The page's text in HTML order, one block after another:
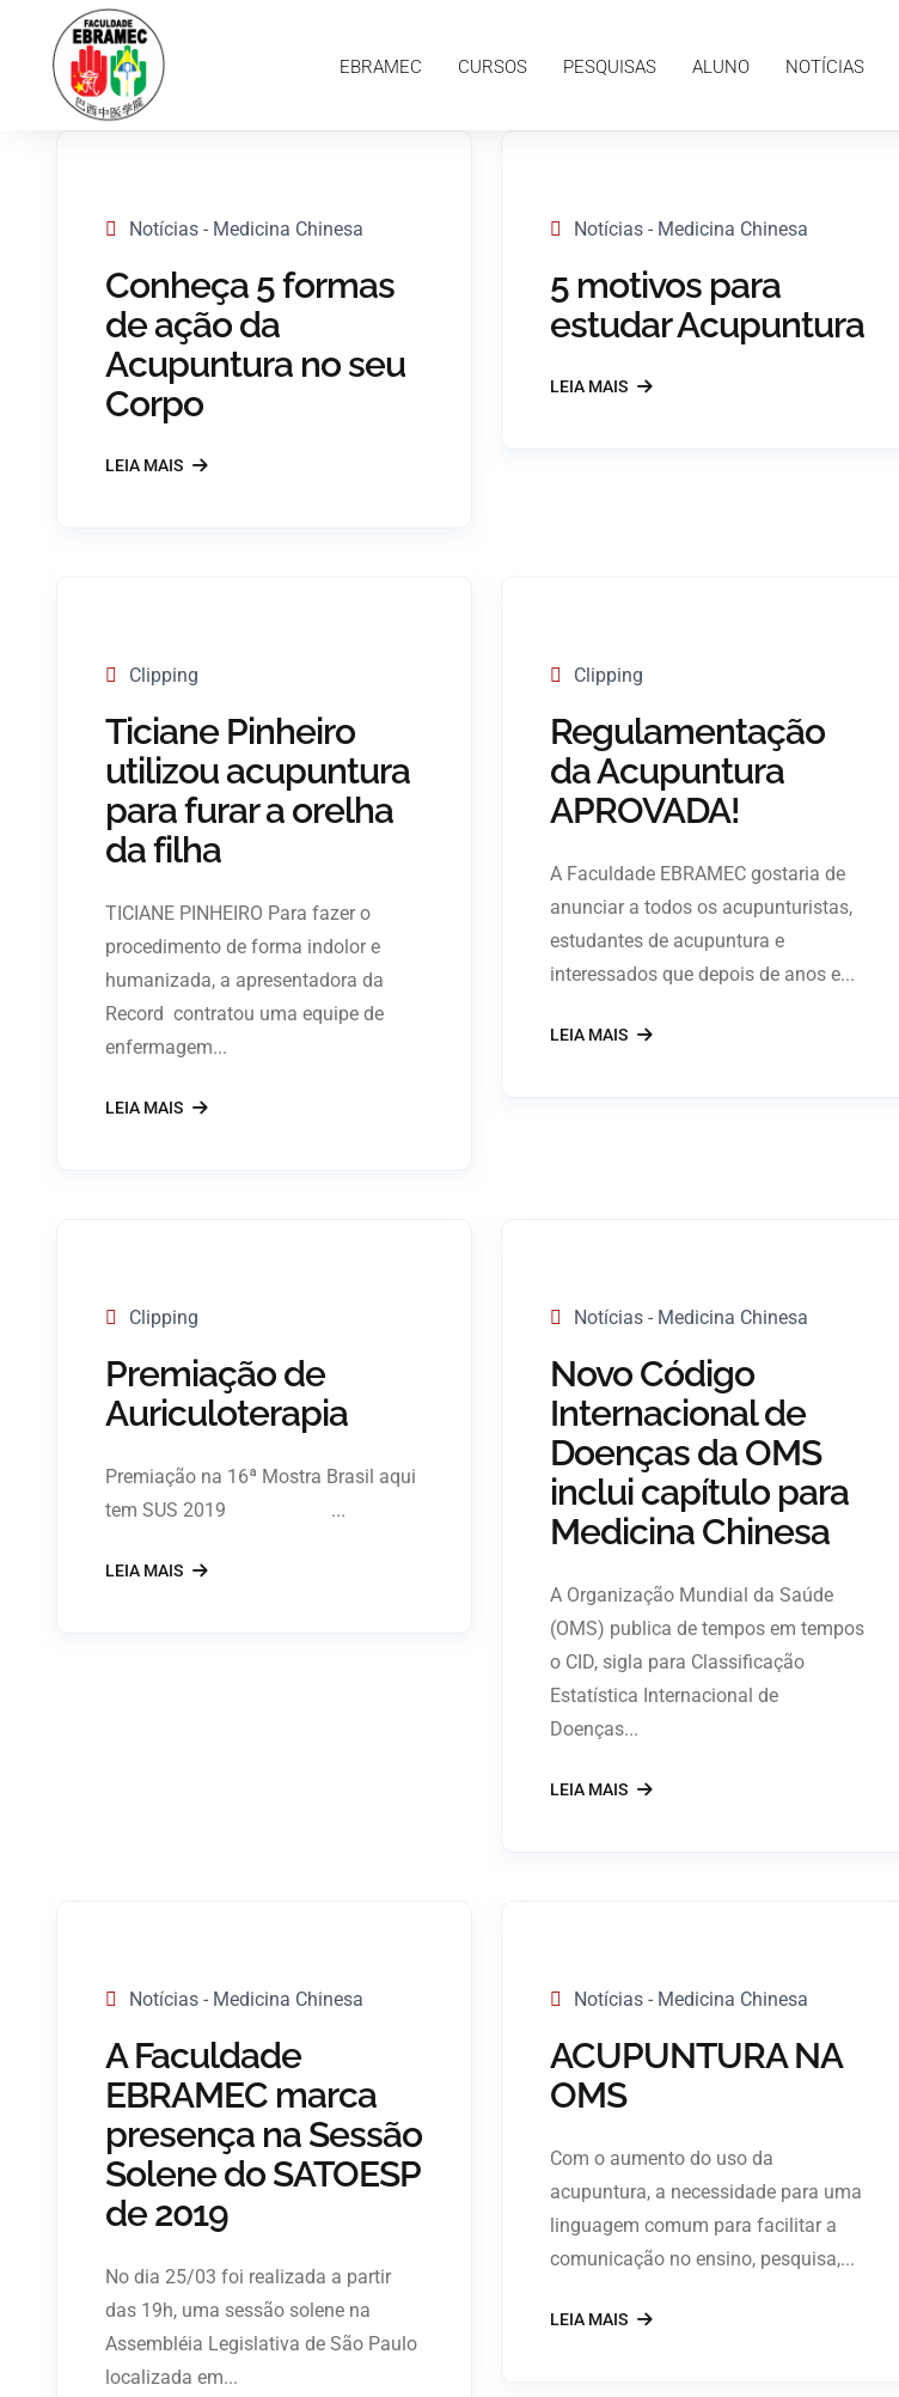
EBRAMEC CURSOS PESQUISAS ALUNO NOTÍCIAS
Notícias - Medicina Chinesa
Conheça 5 formas
de ação da
Acupuntura no seu
Corpo
LEIA MAIS
Notícias - Medicina Chinesa
5 motivos para
estudar Acupuntura
LEIA MAIS
Clipping
Ticiane Pinheiro
utilizou acupuntura
para furar a orelha
da filha
TICIANE PINHEIRO Para fazer o
procedimento de forma indolor e
humanizada, a apresentadora da
Record contratou uma equipe de
enfermagem...
LEIA MAIS
Clipping
Regulamentação
da Acupuntura
APROVADA!
A Faculdade EBRAMEC gostaria de
anunciar a todos os acupunturistas,
estudantes de acupuntura e
interessados que depois de anos e...
LEIA MAIS
Clipping
Premiação de
Auriculoterapia
Premiação na 16ª Mostra Brasil aqui
tem SUS 2019 ...
LEIA MAIS
Notícias - Medicina Chinesa
Novo Código
Internacional de
Doenças da OMS
inclui capítulo para
Medicina Chinesa
A Organização Mundial da Saúde
(OMS) publica de tempos em tempos
o CID, sigla para Classificação
Estatística Internacional de
Doenças...
LEIA MAIS
Notícias - Medicina Chinesa
A Faculdade
EBRAMEC marca
presença na Sessão
Solene do SATOESP
de 2019
No dia 25/03 foi realizada a partir
das 19h, uma sessão solene na
Assembléia Legislativa de São Paulo
localizada em...
Notícias - Medicina Chinesa
ACUPUNTURA NA
OMS
Com o aumento do uso da
acupuntura, a necessidade para uma
linguagem comum para facilitar a
comunicação no ensino, pesquisa,...
LEIA MAIS